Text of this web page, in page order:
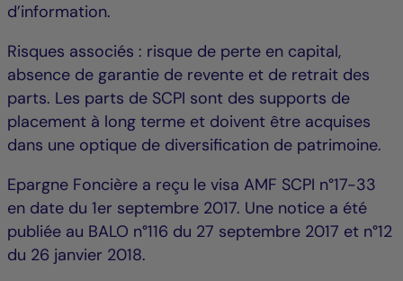
d’information.
Risques associés : risque de perte en capital,
absence de garantie de revente et de retrait des
parts. Les parts de SCPI sont des supports de
placement à long terme et doivent être acquises
dans une optique de diversification de patrimoine.
Epargne Foncière a reçu le visa AMF SCPI n°17-33
en date du 1er septembre 2017. Une notice a été
publiée au BALO n°116 du 27 septembre 2017 et n°12
du 26 janvier 2018.